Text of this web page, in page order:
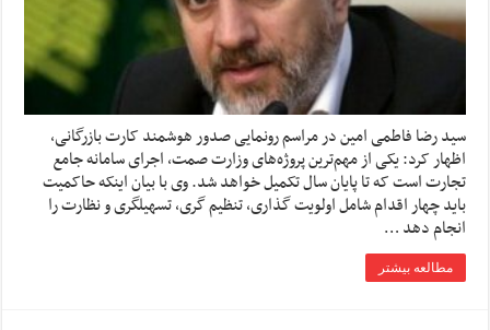
سید رضا فاطمی امین در مراسم رونمایی صدور هوشمند کارت بازرگانی،
اظهار کرد: یکی از مهم‌ترین پروژه‌های وزارت صمت، اجرای سامانه جامع
تجارت است که تا پایان سال تکمیل خواهد شد. وی با بیان اینکه حاکمیت
باید چهار اقدام شامل اولویت گذاری، تنظیم گری، تسهیلگری و نظارت را
انجام دهد …
مطالعه بیشتر